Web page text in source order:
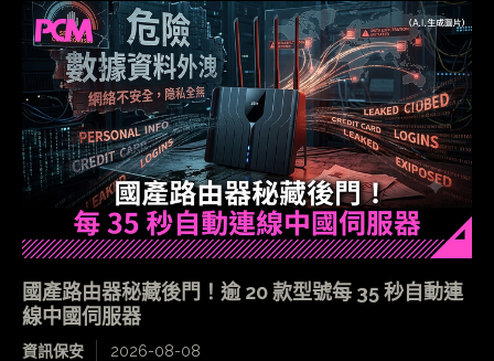
國產路由器秘藏後門！逾 20 款型號每 35 秒自動連
線中國伺服器
資訊保安 2026-08-08